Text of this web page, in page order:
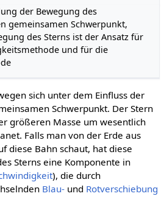
der Bewegung des
gemeinsamen Schwerpunkt,
des Sterns ist der Ansatz für
und für die
sich unter dem Einfluss der
Schwerpunkt. Der Stern
größeren Masse um wesentlich
Falls man von der Erde aus
diese Bahn schaut, hat diese
Sterns eine Komponente in
), die durch
Blau-und Rotverschiebung